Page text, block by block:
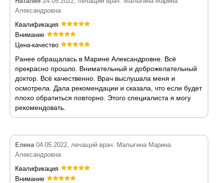
Александровна
Квалификация
Внимание
Цена-качество
Ранее обращалась в Марине Александровне. Всё
прекрасно прошло. Внимательный и доброжелательный
доктор. Всё качественно. Врач выслушала меня и
осмотрела. Дала рекомендации и сказала, что если будет
плохо обратиться повторно. Этого специалиста я могу
рекомендовать.
Елена04.05.2022, лечащий врач: Малыгина Марина
Александровна
Квалификация
Внимание